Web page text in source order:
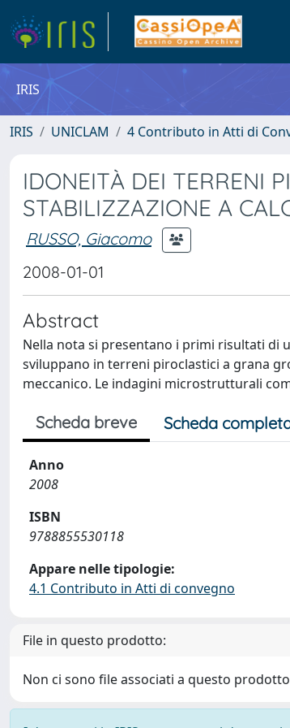
IRIS
IRIS UNICLAM 4 Contributo in Atti di
IDONEITÀ DEI TERRENI
STABILIZZAZIONE A
RUSSO, Giacomo
2008-01-01
Abstract
Nella nota si presentano i primi risultati di
sviluppano in terreni piroclastici a grana
meccanico. Le indagini microstrutturali
Scheda breve Scheda
Anno
2008
ISBN
9788855530118
Appare nelle tipologie:
4.1 Contributo in Atti di convegno
File in questo prodotto:
Non ci sono file associati a questo